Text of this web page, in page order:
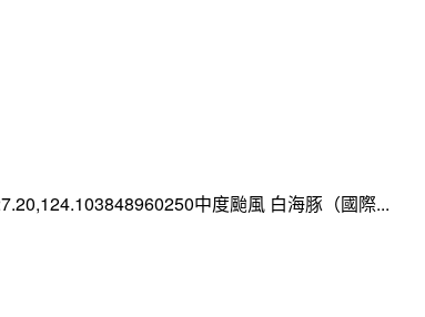
中度颱風 白海豚（國際...